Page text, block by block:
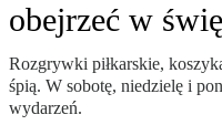
obejrzeć w
Rozgrywki piłkarskie,
śpią. W sobotę, niedzielę i
wydarzeń.